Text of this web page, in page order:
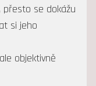
přesto se dokážu
si jeho
objektivně